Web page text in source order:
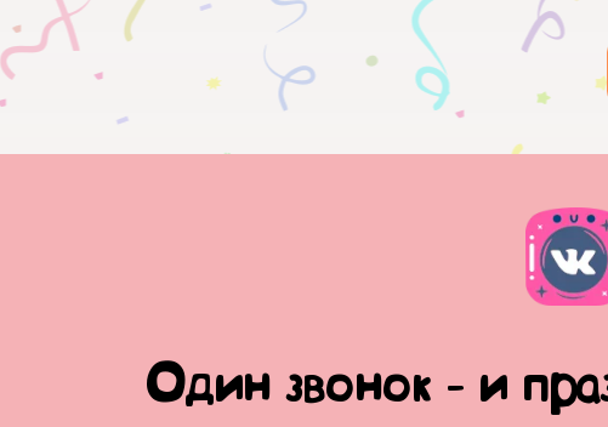
Один звонок - и